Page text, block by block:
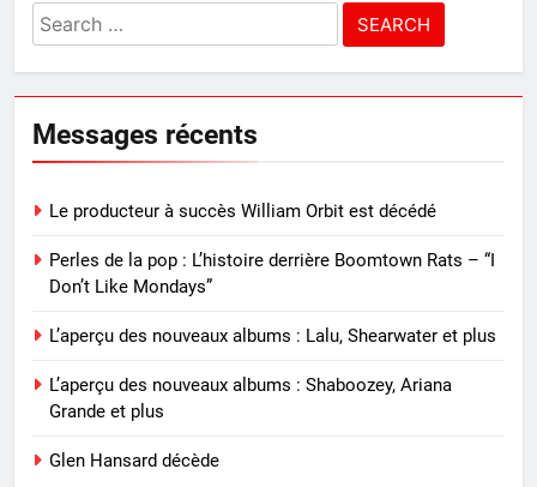
Search
for:
Messages récents
Le producteur à succès William Orbit est décédé
Perles de la pop : L’histoire derrière Boomtown Rats – “I
Don’t Like Mondays”
L’aperçu des nouveaux albums : Lalu, Shearwater et plus
L’aperçu des nouveaux albums : Shaboozey, Ariana
Grande et plus
Glen Hansard décède